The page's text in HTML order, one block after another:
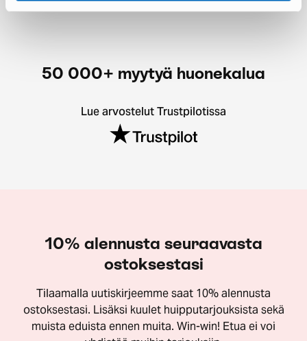
50 000+ myytyä huonekalua
Lue arvostelut Trustpilotissa
10% alennusta seuraavasta
ostoksestasi
Tilaamalla uutiskirjeemme saat 10% alennusta
ostoksestasi. Lisäksi kuulet huipputarjouksista sekä
muista eduista ennen muita. Win-win! Etua ei voi